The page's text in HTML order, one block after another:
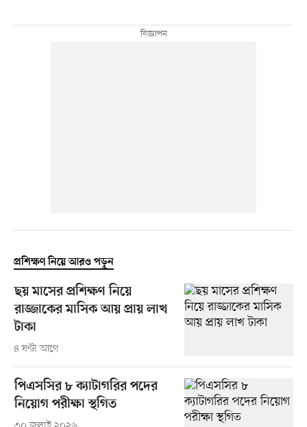
প্রশিক্ষণ নিয়ে আরও পড়ুন
ছয় মাসের প্রশিক্ষণ নিয়ে
রাজ্জাকের মাসিক আয় প্রায় লাখ
টাকা
৪ ঘণ্টা আগে
পিএসসির ৮ ক্যাটাগরির পদের
নিয়োগ পরীক্ষা স্থগিত